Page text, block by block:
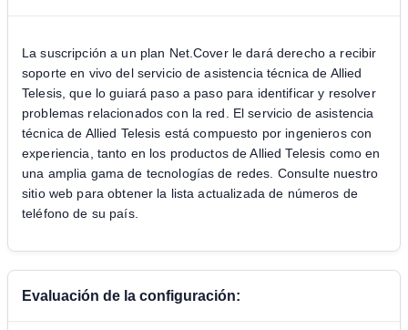
La suscripción a un plan Net.Cover le dará derecho a recibir
soporte en vivo del servicio de asistencia técnica de Allied
Telesis, que lo guiará paso a paso para identificar y resolver
problemas relacionados con la red. El servicio de asistencia
técnica de Allied Telesis está compuesto por ingenieros con
experiencia, tanto en los productos de Allied Telesis como en
una amplia gama de tecnologías de redes. Consulte nuestro
sitio web para obtener la lista actualizada de números de
teléfono de su país.
Evaluación de la configuración: